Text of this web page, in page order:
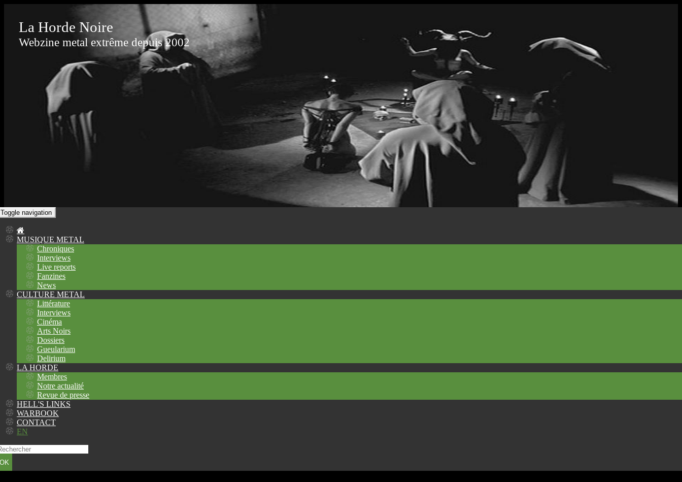
La Horde Noire
Webzine metal extrême depuis 2002
Toggle navigation
MUSIQUE METAL
Chroniques
Interviews
Live reports
Fanzines
News
CULTURE METAL
Littérature
Interviews
Cinéma
Arts Noirs
Dossiers
Gueularium
Delirium
LA HORDE
Membres
Notre actualité
Revue de presse
HELL'S LINKS
WARBOOK
CONTACT
EN
OK